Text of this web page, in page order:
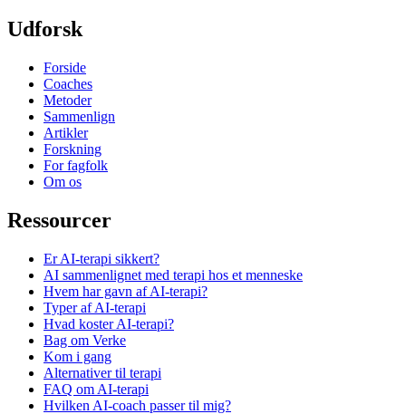
Udforsk
Forside
Coaches
Metoder
Sammenlign
Artikler
Forskning
For fagfolk
Om os
Ressourcer
Er AI-terapi sikkert?
AI sammenlignet med terapi hos et menneske
Hvem har gavn af AI-terapi?
Typer af AI-terapi
Hvad koster AI-terapi?
Bag om Verke
Kom i gang
Alternativer til terapi
FAQ om AI-terapi
Hvilken AI-coach passer til mig?